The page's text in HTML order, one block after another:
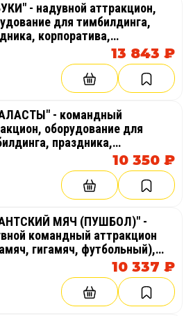
- надувной аттракцион,
для тимбилдинга,
корпоратива,
веселых стартов,
13 843 ₽
- командный
оборудование для
праздника,
соревнований,
стартов, эстафет
10 350 ₽
МЯЧ (ПУШБОЛ)" -
командный аттракцион
гигамяч, футбольный),
для тимбилдинга,
корпоратива,
веселых стартов,
10 337 ₽